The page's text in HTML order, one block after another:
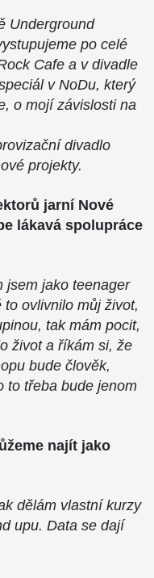
Underground
po celé
Cafe a v divadle
v NoDu, který
o mojí závislosti na
divadlo
projekty.
jarní Nové
lákavá spolupráce
jsem jako teenager
ovlivnilo můj život,
tak mám pocit,
život a říkám si, že
bude člověk,
to třeba bude jenom
najít jako
dělám vlastní kurzy
upu. Data se dají